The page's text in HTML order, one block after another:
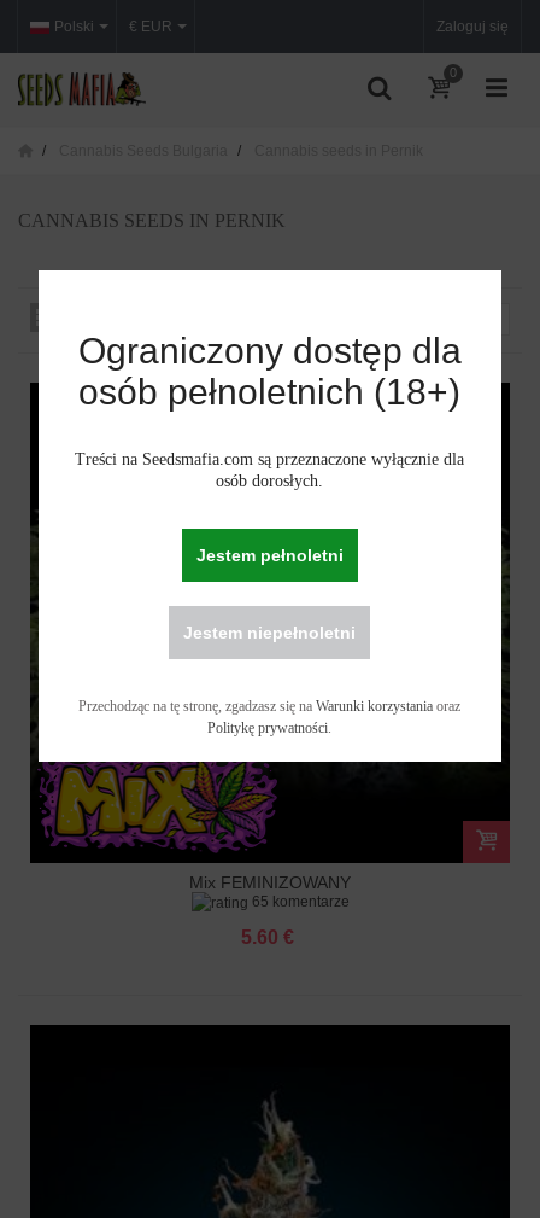
Polski Zaloguj się
€ EUR
0
CANNABIS SEEDS IN PERNIK
Mix FEMINIZOWANY
65 komentarze
5.60 €
Ograniczony dostęp dla
osób pełnoletnich (18+)
Treści na Seedsmafia.com są przeznaczone wyłącznie dla
osób dorosłych.
Jestem pełnoletni
Jestem niepełnoletni
Przechodząc na tę stronę, zgadzasz się naWarunki korzystania oraz
Politykę prywatności.